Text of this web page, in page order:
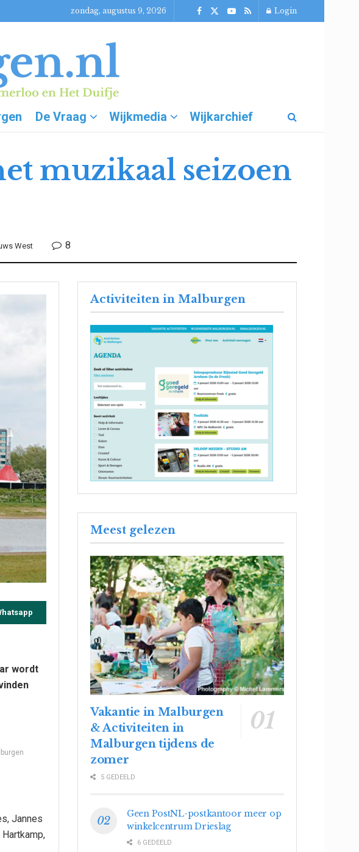
zondag, augustus 9, 2026 Login
De Vraag Wijkmedia Wijkarchief
muzikaal seizoen
West 8
wordt
Jannes
Activiteiten in Malburgen
Meest gelezen
Vakantie in Malburgen
& Activiteiten in
Malburgen tijdens de
zomer
5 GEDEELD
Geen PostNL-postkantoor meer op
winkelcentrum Drieslag
6 GEDEELD